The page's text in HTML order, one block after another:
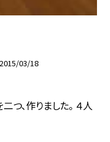
2015/03/18
つ、作りました。 ４人